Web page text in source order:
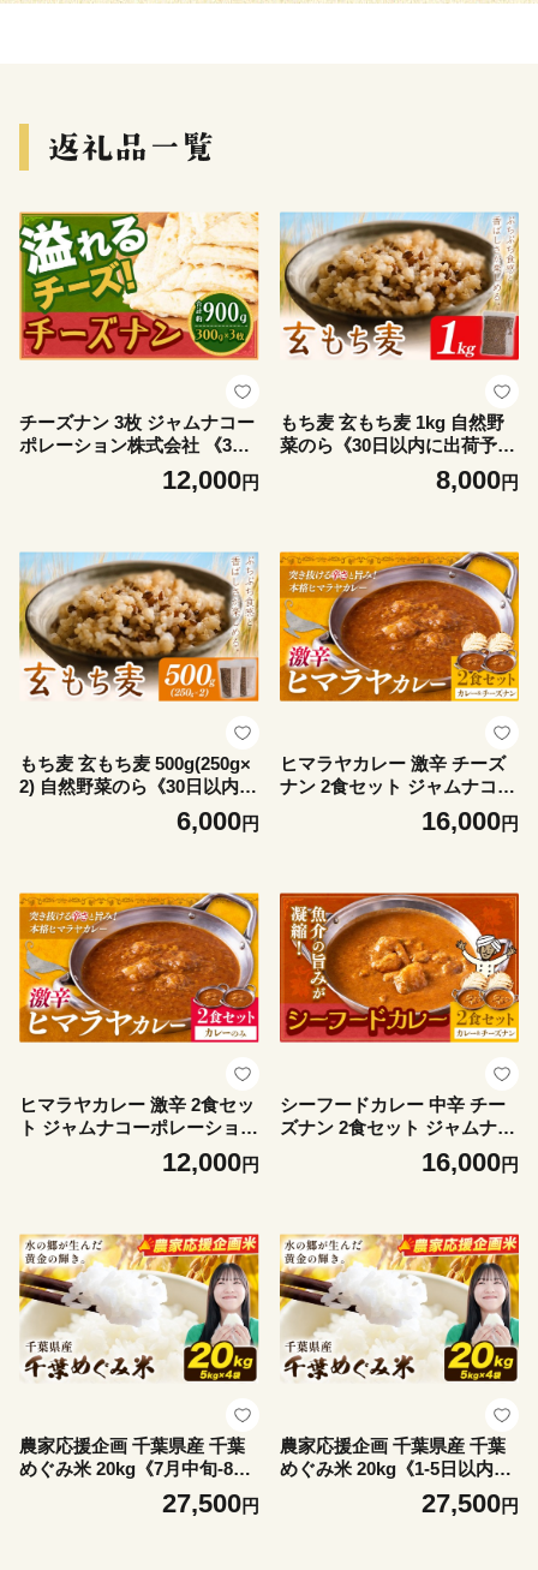
チーズナン 3枚 ジャムナコー
ポレーション株式会社 《30
日以内に出荷予定(土日祝除
く)》千葉県 我孫子市 チーズ
12,000円
もち麦 玄もち麦 1kg 自然野
菜のら《30日以内に出荷予定
(土日祝除く)》千葉県 我孫子
市 もち麦 玄もち麦 ダイシモ
8,000円
もち麦 玄もち麦 500g(250g×
2) 自然野菜のら《30日以内に
出荷予定(土日祝除く)》千葉
県 我孫子市 もち麦 玄もち麦
料
6,000円
ヒマラヤカレー 激辛 チーズ
ナン 2食セット ジャムナコー
ポレーション株式会社 《30
日以内に出荷予定(土日祝除
本格的
16,000円
ヒマラヤカレー 激辛 2食セッ
ト ジャムナコーポレーション
株式会社 《30日以内に出荷
予定(土日祝除く)》千葉県 我
12,000円
シーフードカレー 中辛 チー
ズナン 2食セット ジャムナコ
ーポレーション株式会社 《3
0日以内に出荷予定(土日祝除
16,000円
農家応援企画 千葉県産 千葉
めぐみ米 20kg《7月中旬-8月
末頃出荷》千葉県我孫子市 送
料無料 米 こめ お米 ごはん
27,500円
農家応援企画 千葉県産 千葉
めぐみ米 20kg《1-5日以内に
出荷予定(土日祝除く)》千葉
県我孫子市 送料無料 米 こめ
27,500円